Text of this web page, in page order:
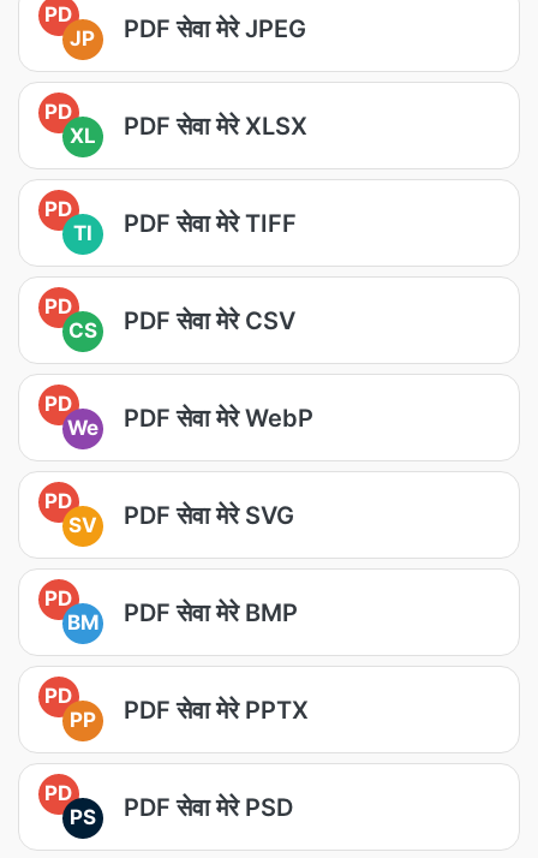
PD
JP
PDF सेवा मेरे JPEG
PD
XL
PDF सेवा मेरे XLSX
PD
TI
PDF सेवा मेरे TIFF
PD
CS
PDF सेवा मेरे CSV
PD
We
PDF सेवा मेरे WebP
PD
SV
PDF सेवा मेरे SVG
PD
BM
PDF सेवा मेरे BMP
PD
PP
PDF सेवा मेरे PPTX
PD
PS
PDF सेवा मेरे PSD